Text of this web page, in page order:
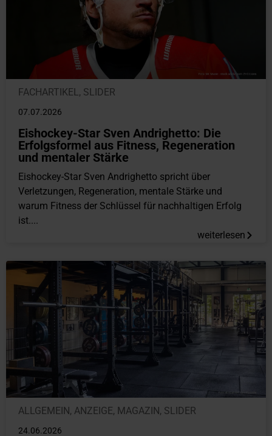
FACHARTIKEL, SLIDER
07.07.2026
Eishockey-Star Sven Andrighetto: Die
Erfolgsformel aus Fitness, Regeneration
und mentaler Stärke
Eishockey-Star Sven Andrighetto spricht über
Verletzungen, Regeneration, mentale Stärke und
warum Fitness der Schlüssel für nachhaltigen Erfolg
ist....
weiterlesen
ALLGEMEIN, ANZEIGE, MAGAZIN, SLIDER
24.06.2026